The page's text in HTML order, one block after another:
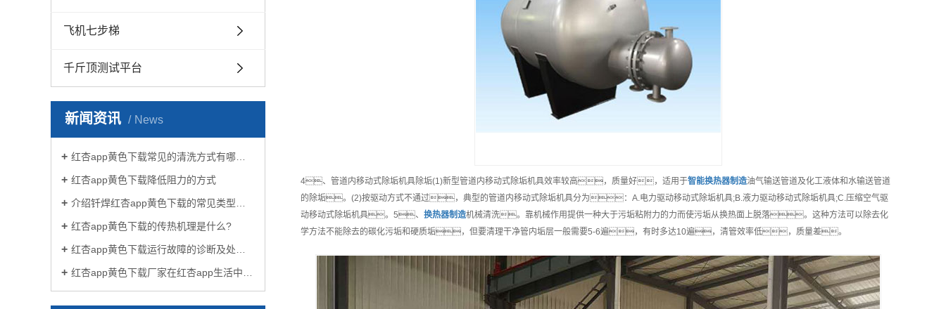
飞机七步梯
千斤顶测试平台
新闻资讯 News
红杏app黄色下载常见的清洗方式有哪些？
红杏app黄色下载降低阻力的方式
介绍钎焊红杏app黄色下载的常见类型有哪些
红杏app黄色下载的传热机理是什么?
红杏app黄色下载运行故障的诊断及处理方法
红杏app黄色下载厂家在红杏app生活中有哪些作用？
4、管道内移动式除垢机具除垢(1)新型管道内移动式除垢机具效率较高，质量好，适用于智能换热器制造油气输送管道及化工液体和水输送管道
的除垢。(2)按驱动方式不通过，典型的管道内移动式除垢机具分为：A.电力驱动移动式除垢机具;B.液力驱动移动式除垢机具;C.压缩空气驱
动移动式除垢机具。5、 换热器制造机械清洗。靠机械作用提供一种大于污垢粘附力的力而使污垢从换热面上脱落。这种方法可以除去化
学方法不能除去的碳化污垢和硬质垢，但要清理干净管内垢层一般需要5-6遍，有时多达10遍，清管效率低，质量差。